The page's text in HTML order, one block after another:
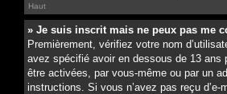
Haut
» Je suis inscrit mais ne peux pas me
Premièrement, vérifiez votre nom
avez spécifié avoir en dessous de 13 ans
être activées, par vous-même ou par un
instructions. Si vous n’avez pas reçu